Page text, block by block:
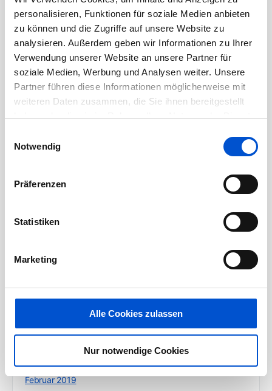
personalisieren, Funktionen für soziale Medien anbieten
zu können und die Zugriffe auf unsere Website zu
analysieren. Außerdem geben wir Informationen zu Ihrer
Verwendung unserer Website an unsere Partner für
soziale Medien, Werbung und Analysen weiter. Unsere
Partner führen diese Informationen möglicherweise mit
weiteren Daten zusammen, die Sie ihnen bereitgestellt
haben oder die sie im Rahmen Ihrer Nutzung der Dienste
Notwendig
Präferenzen
Statistiken
Marketing
Alle Cookies zulassen
Nur notwendige Cookies
Oktober 2020
September 2020
August 2020
Juli 2020
Juni 2020
Mai 2020
April 2020
Februar 2020
August 2019
Juli 2019
Februar 2019